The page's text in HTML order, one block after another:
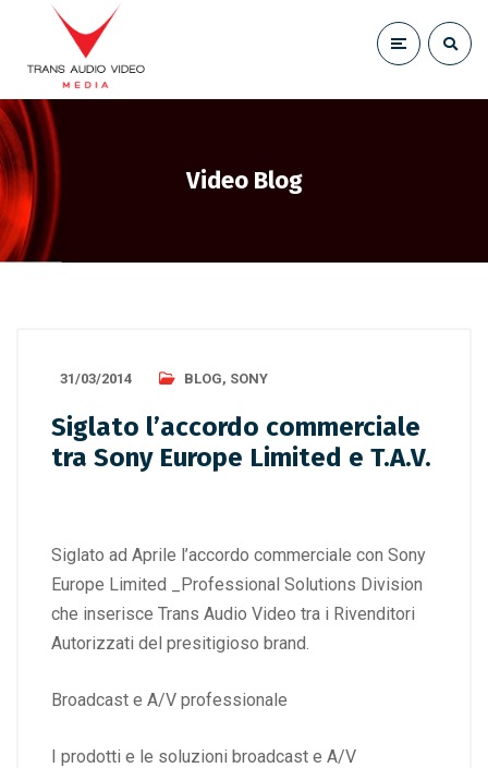
Video Blog
31/03/2014 BLOG, SONY
Siglato l’accordo commerciale
tra Sony Europe Limited e T.A.V.
Siglato ad Aprile l’accordo commerciale con Sony
Europe Limited _Professional Solutions Division
che inserisce Trans Audio Video tra i Rivenditori
Autorizzati del presitigioso brand.
Broadcast e A/V professionale
I prodotti e le soluzioni broadcast e A/V